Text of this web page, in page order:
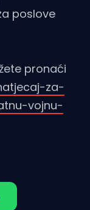
poslove
pronaći
za-
vojnu-